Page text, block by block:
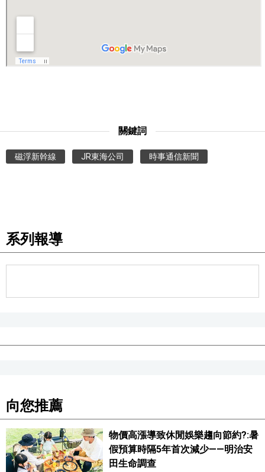
醫療健康
語言
關鍵詞
磁浮新幹線 JR東海公司 時事通信新聞
系列報導
向您推薦
物價高漲導致休閒娛樂趨向節約?:暑
假預算時隔5年首次減少——明治安
田生命調查